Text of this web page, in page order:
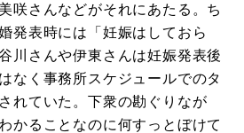
咲さんなどがそれにあたる。ち
発表時には「妊娠はしておら
川さんや伊東さんは妊娠発表後
なく事務所スケジュールでのタ
れていた。下衆の勘ぐりなが
かることなのに何すっとぼけて